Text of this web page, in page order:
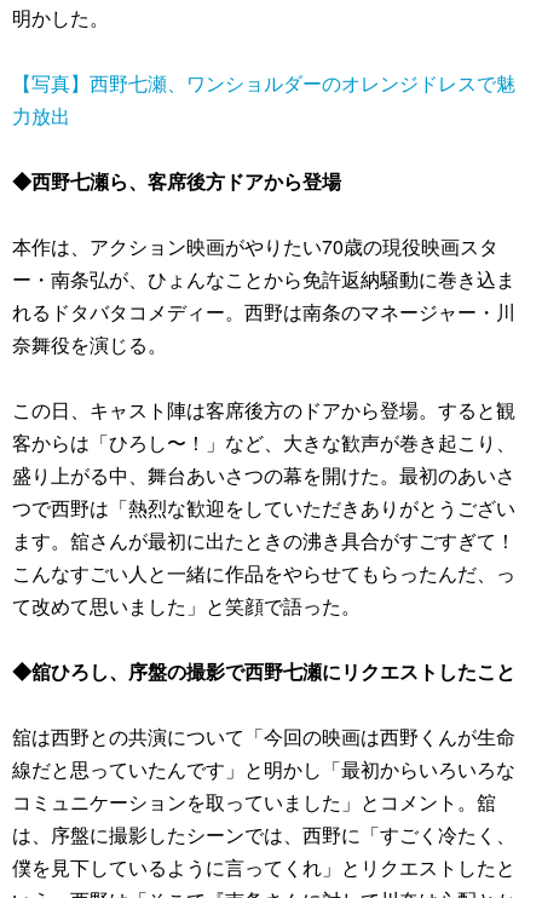
明かした。
【写真】西野七瀬、ワンショルダーのオレンジドレスで魅
力放出
◆西野七瀬ら、客席後方ドアから登場
本作は、アクション映画がやりたい70歳の現役映画スタ
ー・南条弘が、ひょんなことから免許返納騒動に巻き込ま
れるドタバタコメディー。西野は南条のマネージャー・川
奈舞役を演じる。
この日、キャスト陣は客席後方のドアから登場。すると観
客からは「ひろし〜！」など、大きな歓声が巻き起こり、
盛り上がる中、舞台あいさつの幕を開けた。最初のあいさ
つで西野は「熱烈な歓迎をしていただきありがとうござい
ます。舘さんが最初に出たときの沸き具合がすごすぎて！
こんなすごい人と一緒に作品をやらせてもらったんだ、っ
て改めて思いました」と笑顔で語った。
◆舘ひろし、序盤の撮影で西野七瀬にリクエストしたこと
舘は西野との共演について「今回の映画は西野くんが生命
線だと思っていたんです」と明かし「最初からいろいろな
コミュニケーションを取っていました」とコメント。舘
は、序盤に撮影したシーンでは、西野に「すごく冷たく、
僕を見下しているように言ってくれ」とリクエストしたと